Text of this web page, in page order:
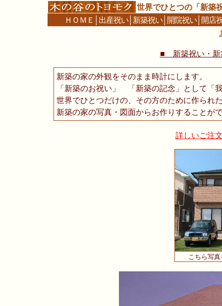
世界でひとつの「新築
ＨＯＭＥ 出産祝い 新築祝い 開院祝い 開店
■ 新築祝い・
新築の家の外観をそのまま時計にします。
「新築のお祝い」 「新築の記念」として「
世界でひとつだけの、その方のために作られ
新築の家の写真・図面からお作りすることが
詳しいご注
こちら写